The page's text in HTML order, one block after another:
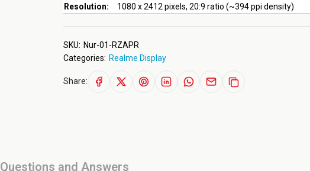
Resolution:
1080 x 2412 pixels, 20:9 ratio (~394 ppi density)
SKU: Nur-01-RZAPR
Categories: Realme Display
Share:
Questions and Answers